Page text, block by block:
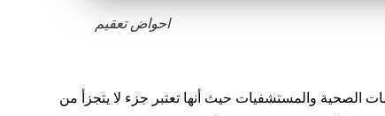
احواض تعقيم
الصحية والمستشفيات حيث أنها تعتبر جزء لا يتجزأ من